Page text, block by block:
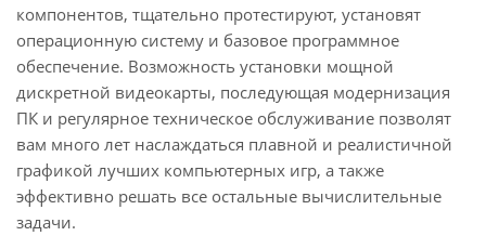
компонентов, тщательно протестируют, установят
операционную систему и базовое программное
обеспечение. Возможность установки мощной
дискретной видеокарты, последующая модернизация
ПК и регулярное техническое обслуживание позволят
вам много лет наслаждаться плавной и реалистичной
графикой лучших компьютерных игр, а также
эффективно решать все остальные вычислительные
задачи.